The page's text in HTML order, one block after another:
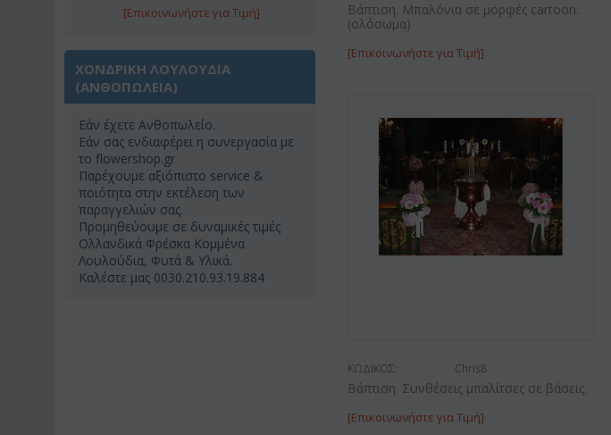
[Επικοινωνήστε για Τιμή]
ΧΟΝΔΡΙΚΗ ΛΟΥΛΟΥΔΙΑ
(ΑΝΘΟΠΩΛΕΊΑ)
Εάν έχετε Ανθοπωλείο.
Εάν σας ενδιαφέρει η συνεργασία με
το flowershop.gr
Παρέχουμε αξιόπιστο service &
ποιότητα στην εκτέλεση των
παραγγελιών σας.
Προμηθεύουμε σε δυναμικές τιμές
Ολλανδικά Φρέσκα Κομμένα
Λουλούδια, Φυτά & Υλικά.
Καλέστε μας 0030.210.93.19.884
Βάπτιση. Μπαλόνια σε μορφές cartoon.
(ολόσωμα)
[Επικοινωνήστε για Τιμή]
ΚΩΔΙΚΟΣ: Chris8
Βάπτιση. Συνθέσεις μπαλίτσες σε βάσεις.
[Επικοινωνήστε για Τιμή]